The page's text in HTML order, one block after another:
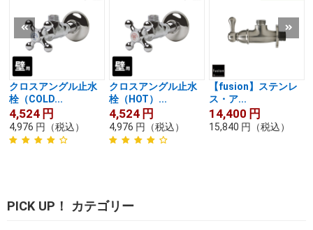
クロスアングル止水
栓（COLD...
4,524 円
4,976 円 （税込）
クロスアングル止水
栓（HOT）...
4,524 円
4,976 円 （税込）
【fusion】ステンレ
ス・ア...
14,400 円
15,840 円 （税込）
PICK UP！ カテゴリー